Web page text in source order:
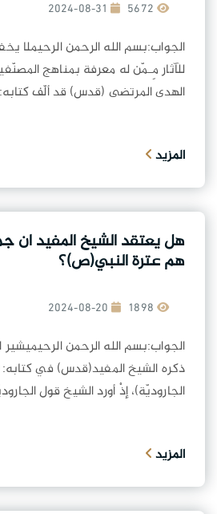
2024-08-31
الجواب:بسم الله الرحمن الرحيملا
للآثار مِـمّن له معرفة بمناهج
الهدى المرتضى (قدس) قد ألّف
المزيد
هل يعتقد الشيخ المفيد ان
هم عترة النبي(ص)؟
2024-08-20
الجواب:بسم الله الرحمن الرحيميشير
ذكره الشيخ المفيد(قدس) في كتابه:
الجاروديّة)، إذْ أورد الشيخ قول
المزيد